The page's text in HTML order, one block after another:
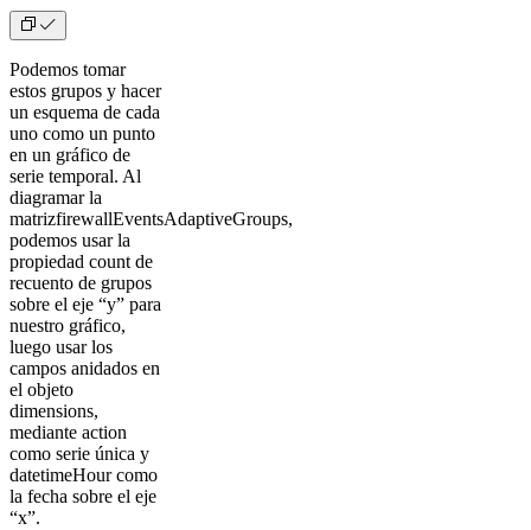
Podemos tomar
estos grupos y hacer
un esquema de cada
uno como un punto
en un gráfico de
serie temporal. Al
diagramar la
matrizfirewallEventsAdaptiveGroups,
podemos usar la
propiedad count de
recuento de grupos
sobre el eje “y” para
nuestro gráfico,
luego usar los
campos anidados en
el objeto
dimensions,
mediante action
como serie única y
datetimeHour como
la fecha sobre el eje
“x”.